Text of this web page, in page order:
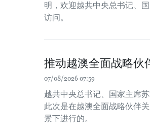
明，欢迎越共中央总书记、
访问。
推动越澳全面战略伙
07/08/2026 07:59
越共中央总书记、国家主席
此次是在越澳全面战略伙伴
景下进行的。